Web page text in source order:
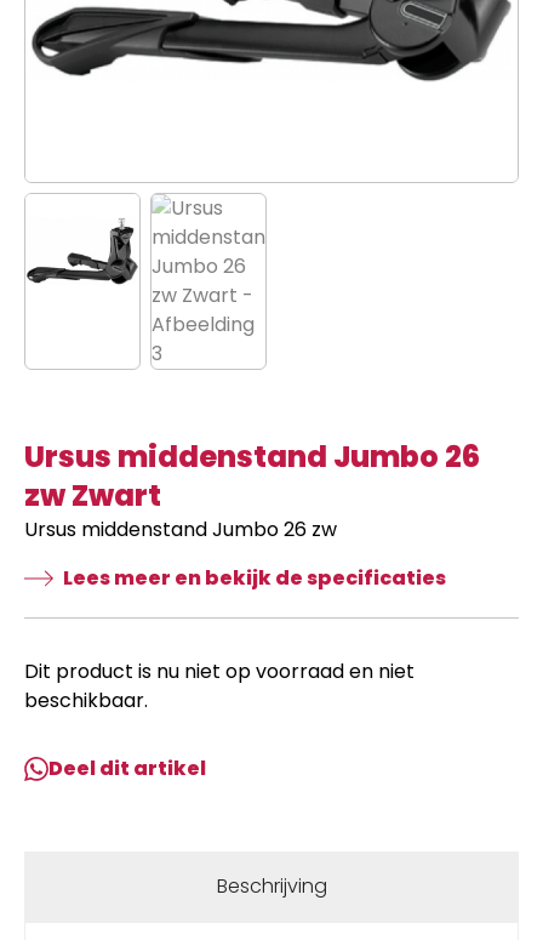
Ursus middenstand Jumbo 26
zw Zwart
Ursus middenstand Jumbo 26 zw
Lees meer en bekijk de specificaties
Dit product is nu niet op voorraad en niet
beschikbaar.
Deel dit artikel
Beschrijving